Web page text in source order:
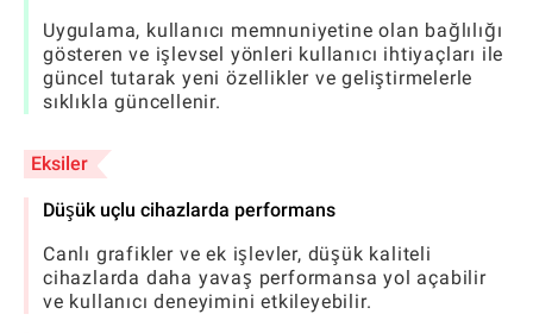
Uygulama, kullanıcı memnuniyetine olan bağlılığı
gösteren ve işlevsel yönleri kullanıcı ihtiyaçları ile
güncel tutarak yeni özellikler ve geliştirmelerle
sıklıkla güncellenir.
Eksiler
Düşük uçlu cihazlarda performans
Canlı grafikler ve ek işlevler, düşük kaliteli
cihazlarda daha yavaş performansa yol açabilir
ve kullanıcı deneyimini etkileyebilir.